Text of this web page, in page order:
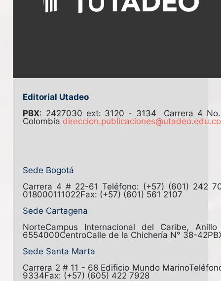
Editorial Utadeo
PBX: 2427030 ext: 3120 - 3134 Carrera 4
Colombia direccion.publicaciones@utadeo.edu.co
Sede Bogotá
Carrera 4 # 22-61Teléfono: (+57) (601) 242
018000111022Fax: (+57) (601) 561 2107
Sede Cartagena
NorteCampus Internacional del Caribe,
6554000CentroCalle de la Chichería N° 38-42
Sede Santa Marta
Carrera 2 # 11 - 68 Edificio Mundo Marino
9334Fax: (+57) (605) 422 7928